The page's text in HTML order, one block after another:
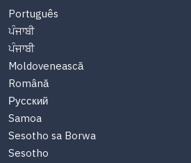
Português
ਪੰਜਾਬੀ
ਪੰਜਾਬੀ
Moldovenească
Română
Русский
Samoa
Sesotho sa Borwa
Sesotho